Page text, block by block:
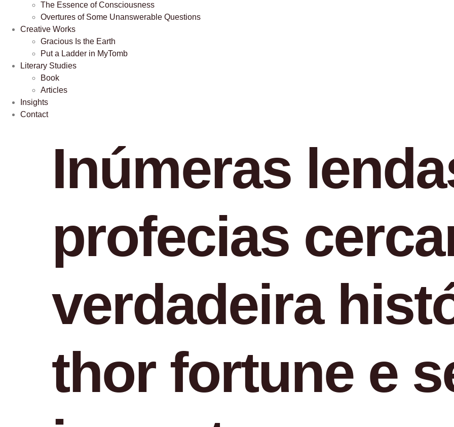
The Essence of Consciousness
Overtures of Some Unanswerable Questions
Creative Works
Gracious Is the Earth
Put a Ladder in MyTomb
Literary Studies
Book
Articles
Insights
Contact
Inúmeras
profecias
verdadeira
thor fortune e